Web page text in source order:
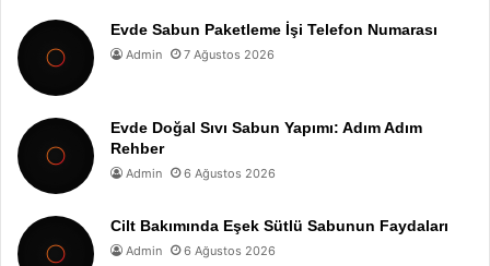
Evde Sabun Paketleme İşi Telefon Numarası
Admin 7 Ağustos 2026
Evde Doğal Sıvı Sabun Yapımı: Adım Adım
Rehber
Admin 6 Ağustos 2026
Cilt Bakımında Eşek Sütlü Sabunun Faydaları
Admin 6 Ağustos 2026